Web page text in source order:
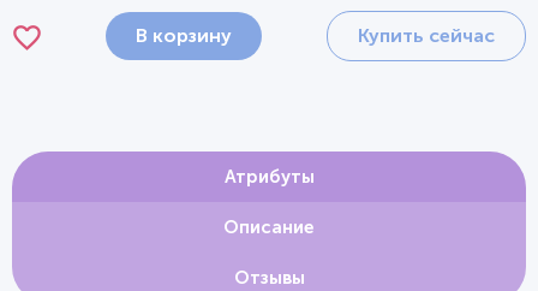
В корзину Купить сейчас
Атрибуты
Описание
Отзывы